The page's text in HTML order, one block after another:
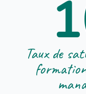
Taux de